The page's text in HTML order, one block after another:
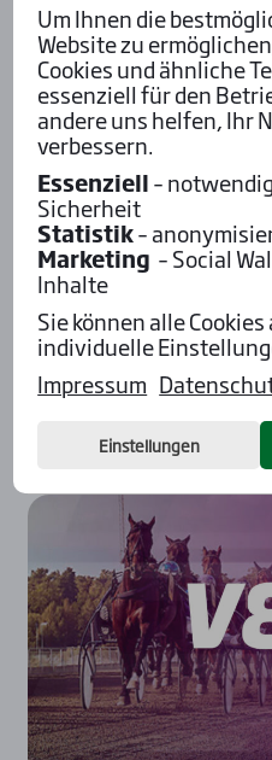
Schweden Trab
Axevalla, 28.05.2026
Fla­me der hei­ße
Die V64 kommt am
ersten Chancen geht an
den Start. Er...
Um Ihnen die
Website zu
Cookies und ähnliche
essenziell für den
andere uns helfen, Ihr
verbessern.
Essenziell–
Sicherheit
Statistik–
Marketing – Social
Inhalte
Sie können alle
individuelle
Impressum
Einstellungen